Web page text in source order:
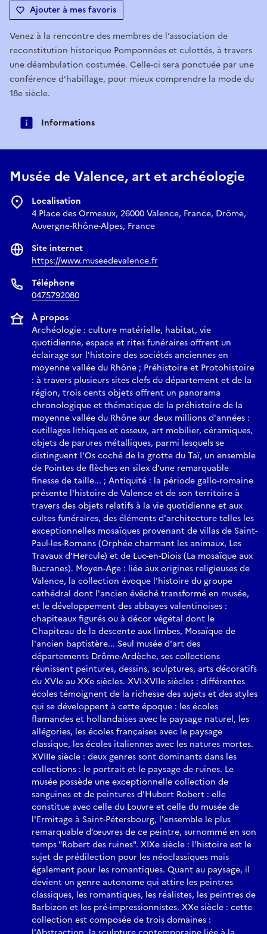
Ajouter à mes favoris
Venez à la rencontre des membres de l’association de
reconstitution historique Pomponnées et culottés, à travers
une déambulation costumée. Celle-ci sera ponctuée par une
conférence d’habillage, pour mieux comprendre la mode du
18e siècle.
Informations
Musée de Valence, art et archéologie
Localisation
4 Place des Ormeaux, 26000 Valence, France, Drôme,
Auvergne-Rhône-Alpes, France
Site internet
https://www.museedevalence.fr
Téléphone
0475792080
À propos
Archéologie : culture matérielle, habitat, vie
quotidienne, espace et rites funéraires offrent un
éclairage sur l'histoire des sociétés anciennes en
moyenne vallée du Rhône ; Préhistoire et Protohistoire
: à travers plusieurs sites clefs du département et de la
région, trois cents objets offrent un panorama
chronologique et thématique de la préhistoire de la
moyenne vallée du Rhône sur deux millions d'années :
outillages lithiques et osseux, art mobilier, céramiques,
objets de parures métalliques, parmi lesquels se
distinguent l'Os coché de la grotte du Taï, un ensemble
de Pointes de flèches en silex d'une remarquable
finesse de taille... ; Antiquité : la période gallo-romaine
présente l'histoire de Valence et de son territoire à
travers des objets relatifs à la vie quotidienne et aux
cultes funéraires, des éléments d'architecture telles les
exceptionnelles mosaïques provenant de villas de Saint-
Paul-les-Romans (Orphée charmant les animaux, Les
Travaux d'Hercule) et de Luc-en-Diois (La mosaïque aux
Bucranes). Moyen-Age : liée aux origines religieuses de
Valence, la collection évoque l'histoire du groupe
cathédral dont l'ancien évêché transformé en musée,
et le développement des abbayes valentinoises :
chapiteaux figurés ou à décor végétal dont le
Chapiteau de la descente aux limbes, Mosaïque de
l'ancien baptistère... Seul musée d'art des
départements Drôme-Ardèche, ses collections
réunissent peintures, dessins, sculptures, arts décoratifs
du XVIe au XXe siècles. XVI-XVIIe siècles : différentes
écoles témoignent de la richesse des sujets et des styles
qui se développent à cette époque : les écoles
flamandes et hollandaises avec le paysage naturel, les
allégories, les écoles françaises avec le paysage
classique, les écoles italiennes avec les natures mortes.
XVIIIe siècle : deux genres sont dominants dans les
collections : le portrait et le paysage de ruines. Le
musée possède une exceptionnelle collection de
sanguines et de peintures d'Hubert Robert : elle
constitue avec celle du Louvre et celle du musée de
l'Ermitage à Saint-Pétersbourg, l'ensemble le plus
remarquable d’œuvres de ce peintre, surnommé en son
temps "Robert des ruines". XIXe siècle : l'histoire est le
sujet de prédilection pour les néoclassiques mais
également pour les romantiques. Quant au paysage, il
devient un genre autonome qui attire les peintres
classiques, les romantiques, les réalistes, les peintres de
Barbizon et les pré-impressionnistes. XXe siècle : cette
collection est composée de trois domaines :